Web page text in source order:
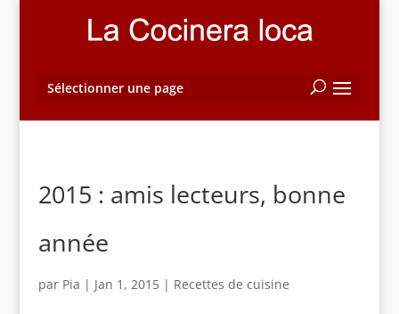
Sélectionner une page
2015 : amis lecteurs, bonne
année
par Pia | Jan 1, 2015| Recettes de cuisine